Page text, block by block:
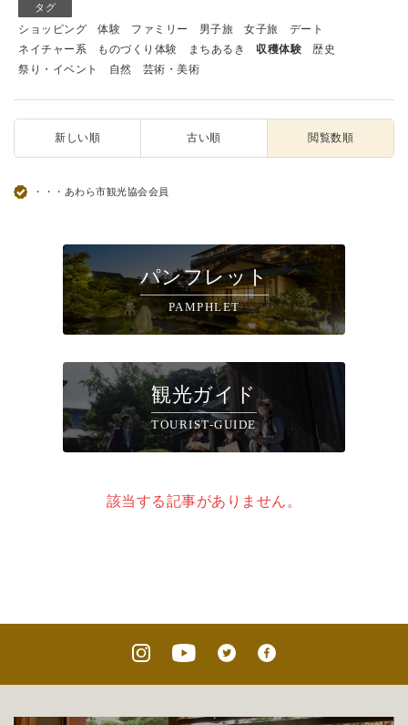
タグ
ショッピング 体験 ファミリー 男子旅 女子旅
デート
ネイチャー系
ものづくり体験 まちあるき 収穫体験
歴史
祭り・イベント
自然 芸術・美術
新しい順 古い順 閲覧数順
・・・あわら市観光協会会員
パンフレット
PAMPHLET
観光ガイド
TOURIST-GUIDE
該当する記事がありません。